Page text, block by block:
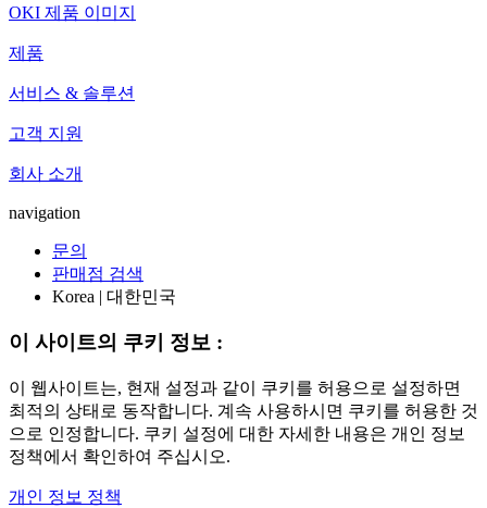
OKI 제품 이미지
제품
서비스 & 솔루션
고객 지원
회사 소개
navigation
문의
판매점 검색
Korea | 대한민국
이 사이트의 쿠키 정보 :
이 웹사이트는, 현재 설정과 같이 쿠키를 허용으로 설정하면
최적의 상태로 동작합니다. 계속 사용하시면 쿠키를 허용한 것
으로 인정합니다. 쿠키 설정에 대한 자세한 내용은 개인 정보
정책에서 확인하여 주십시오.
개인 정보 정책